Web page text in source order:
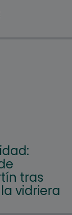
tras
vidriera